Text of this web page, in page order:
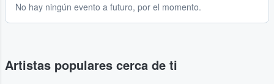
No hay ningún evento a futuro, por el momento.
Artistas populares cerca de ti